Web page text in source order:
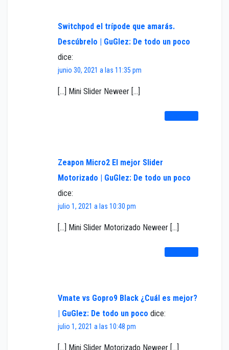
Switchpod el trípode que amarás.
Descúbrelo | GuGlez: De todo un poco
dice:
junio 30, 2021 a las 11:35 pm
[…] Mini Slider Neweer […]
Zeapon Micro2 El mejor Slider
Motorizado | GuGlez: De todo un poco
dice:
julio 1, 2021 a las 10:30 pm
[…] Mini Slider Motorizado Neweer […]
Vmate vs Gopro9 Black ¿Cuál es mejor?
| GuGlez: De todo un poco dice:
julio 1, 2021 a las 10:48 pm
[…] Mini Slider Motorizado Neweer […]